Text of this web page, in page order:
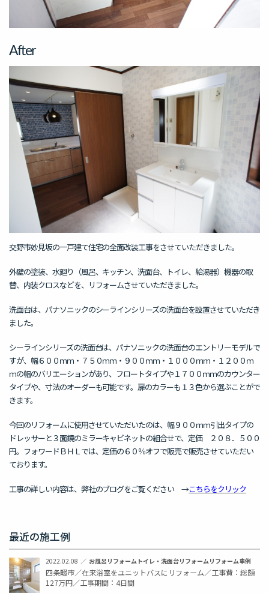
After
交野市妙見坂の一戸建て住宅の全面改装工事をさせていただきました。
外壁の塗装、水廻り（風呂、キッチン、洗面台、トイレ、給湯器）機器の取
替、内装クロスなどを、リフォームさせていただきました。
洗面台は、パナソニックのシーラインシリーズの洗面台を設置させていただき
ました。
シーラインシリーズの洗面台は、パナソニックの洗面台のエントリーモデルで
すが、幅６００ｍｍ・７５０ｍｍ・９００ｍｍ・１０００ｍｍ・１２００ｍ
ｍの幅のバリエーションがあり、フロートタイプや１７００ｍｍのカウンター
タイプや、寸法のオーダーも可能です。扉のカラーも１３色から選ぶことがで
きます。
今回のリフォームに使用させていただいたのは、幅９００ｍｍ引出タイプの
ドレッサーと３面鏡のミラーキャビネットの組合せで、定価 ２０８．５００
円。フォワードＢＨＬでは、定価の６０％オフで販売で販売させていただい
ております。
工事の詳しい内容は、弊社のブログをご覧ください →こちらをクリック
最近の施工例
2022.02.08 お風呂リフォーム トイレ・洗面台リフォーム リフォーム事例
四条畷市／在来浴室をユニットバスにリフォーム／工事費：総額
127万円／工事期間：4日間